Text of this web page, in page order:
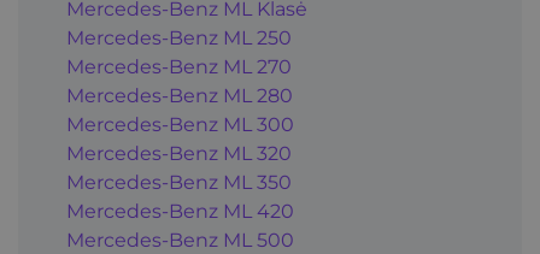
Mercedes-Benz ML Klasė
Mercedes-Benz ML 250
Mercedes-Benz ML 270
Mercedes-Benz ML 280
Mercedes-Benz ML 300
Mercedes-Benz ML 320
Mercedes-Benz ML 350
Mercedes-Benz ML 420
Mercedes-Benz ML 500